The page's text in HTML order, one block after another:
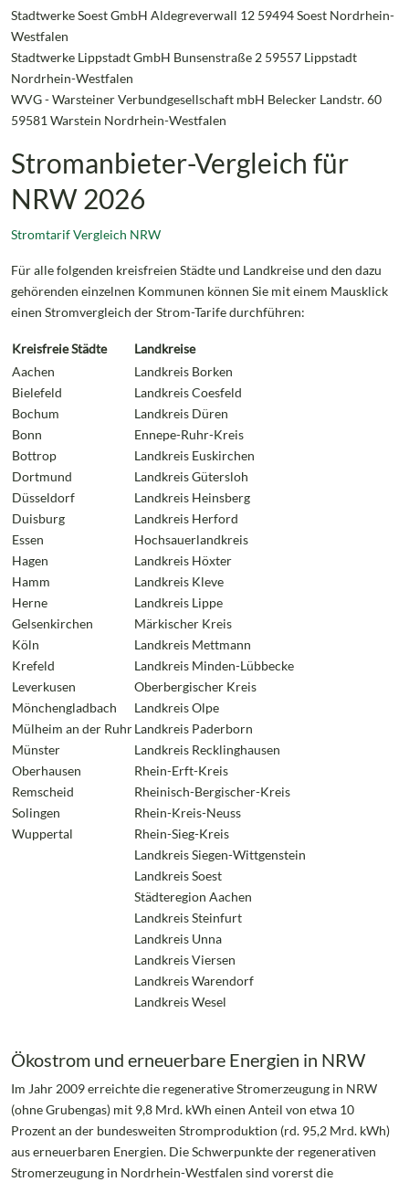
Stadtwerke Soest GmbH Aldegreverwall 12 59494 Soest Nordrhein-
Westfalen
Stadtwerke Lippstadt GmbH Bunsenstraße 2 59557 Lippstadt
Nordrhein-Westfalen
WVG - Warsteiner Verbundgesellschaft mbH Belecker Landstr. 60
59581 Warstein Nordrhein-Westfalen
Stromanbieter-Vergleich für
NRW 2026
Stromtarif Vergleich NRW
Für alle folgenden kreisfreien Städte und Landkreise und den dazu
gehörenden einzelnen Kommunen können Sie mit einem Mausklick
einen Stromvergleich der Strom-Tarife durchführen:
Kreisfreie Städte
Landkreise
Aachen
Bielefeld
Bochum
Bonn
Bottrop
Dortmund
Düsseldorf
Duisburg
Essen
Hagen
Hamm
Herne
Gelsenkirchen
Köln
Krefeld
Leverkusen
Mönchengladbach
Mülheim an der Ruhr
Münster
Oberhausen
Remscheid
Solingen
Wuppertal
Landkreis Borken
Landkreis Coesfeld
Landkreis Düren
Ennepe-Ruhr-Kreis
Landkreis Euskirchen
Landkreis Gütersloh
Landkreis Heinsberg
Landkreis Herford
Hochsauerlandkreis
Landkreis Höxter
Landkreis Kleve
Landkreis Lippe
Märkischer Kreis
Landkreis Mettmann
Landkreis Minden-Lübbecke
Oberbergischer Kreis
Landkreis Olpe
Landkreis Paderborn
Landkreis Recklinghausen
Rhein-Erft-Kreis
Rheinisch-Bergischer-Kreis
Rhein-Kreis-Neuss
Rhein-Sieg-Kreis
Landkreis Siegen-Wittgenstein
Landkreis Soest
Städteregion Aachen
Landkreis Steinfurt
Landkreis Unna
Landkreis Viersen
Landkreis Warendorf
Landkreis Wesel
Ökostrom und erneuerbare Energien in NRW
Im Jahr 2009 erreichte die regenerative Stromerzeugung in NRW
(ohne Grubengas) mit 9,8 Mrd. kWh einen Anteil von etwa 10
Prozent an der bundesweiten Stromproduktion (rd. 95,2 Mrd. kWh)
aus erneuerbaren Energien. Die Schwerpunkte der regenerativen
Stromerzeugung in Nordrhein-Westfalen sind vorerst die